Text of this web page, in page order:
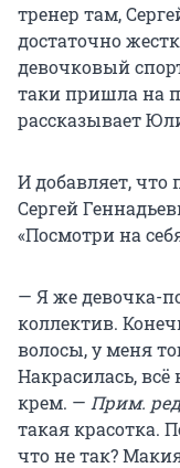
тренер там,
достаточно
девочковый
таки пришла на
рассказывает
И добавляет, что
Сергей
«Посмотри на
— Я же девочка-
коллектив.
волосы, у меня
Накрасилась,
крем. — Прим.
такая красотка.
что не так?